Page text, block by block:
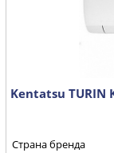
Kentatsu TURIN
Страна бренда